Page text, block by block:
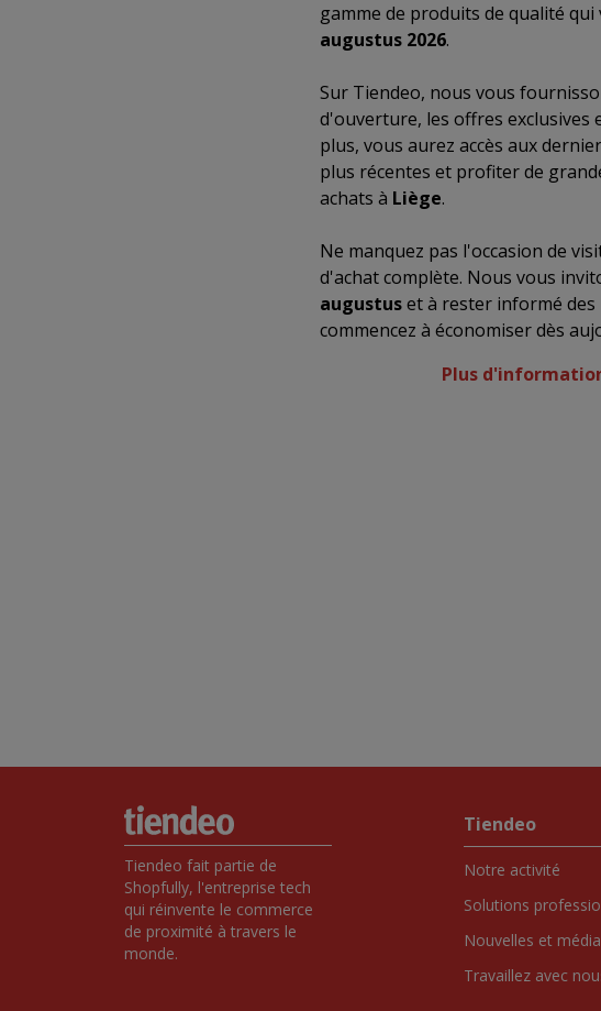
gamme de produits de qualité
augustus 2026.
Sur Tiendeo, nous vous
d'ouverture, les offres exclusives
plus, vous aurez accès aux
plus récentes et profiter de
achats à Liège.
Ne manquez pas l'occasion de
d'achat complète. Nous vous
augustuset à rester informé des
commencez à économiser dès
Plus
Tiendeo fait partie de
Shopfully, l'entreprise tech
qui réinvente le commerce
de proximité à travers le
monde.
Tiendeo
Notre activité
Solutions
Nouvelles et
Travaillez avec